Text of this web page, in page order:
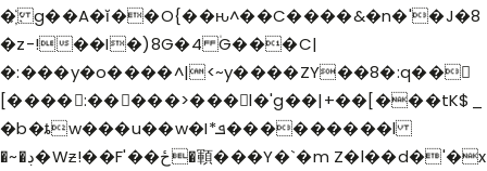
�҉ g��A�ĭ��O{��ԋ^��C����&�n�'�J�8
�z-!��I�)8G�4 ۠G���C|
�:���y�o����^|<~y����ZY��8�:q��𫘉
[����:�����>���l�'g��|+��[���tK$_
�b�ȶw���u��w�I*ܦ���������l
�~�ڊ�Wƶ!��F'��ځ�顐���Y�`�m Z�l��d�'�x
EVENTS
DONATION